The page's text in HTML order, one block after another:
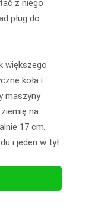
z niego
pług do
większego
koła i
maszyny
na
17 cm.
i jeden w tył.